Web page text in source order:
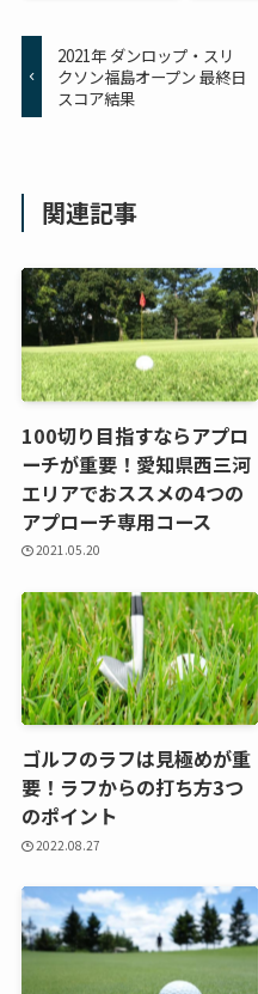
2021年 ダンロップ・スリ
クソン福島オープン 最終日
スコア結果
関連記事
100切り目指すならアプロ
ーチが重要！愛知県西三河
エリアでおススメの4つの
アプローチ専用コース
2021.05.20
ゴルフのラフは見極めが重
要！ラフからの打ち方3つ
のポイント
2022.08.27